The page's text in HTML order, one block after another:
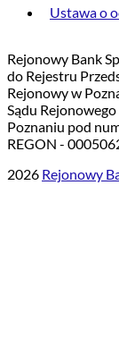
Ustawa o
Rejonowy Bank
do Rejestru
Rejonowy w
Sądu
Poznaniu pod
REGON -
2026 Rejonowy